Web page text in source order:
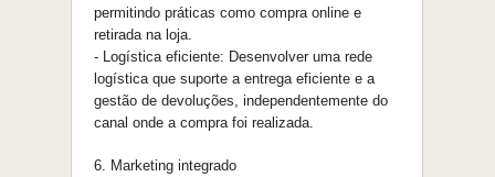
permitindo práticas como compra online e
retirada na loja.
- Logística eficiente: Desenvolver uma rede
logística que suporte a entrega eficiente e a
gestão de devoluções, independentemente do
canal onde a compra foi realizada.
6. Marketing integrado